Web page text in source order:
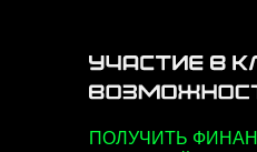
ПОЛУЧИТЬ